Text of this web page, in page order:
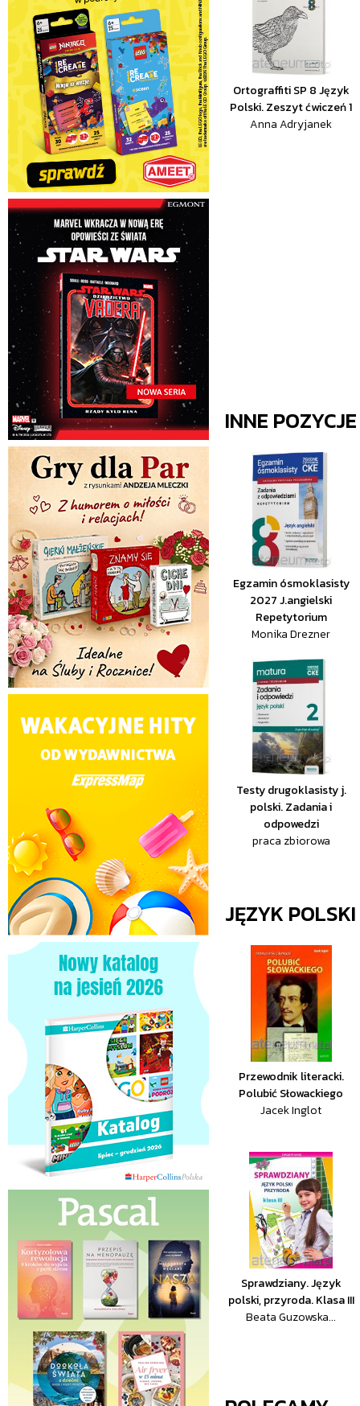
Ortograffiti SP 8 Język
Polski. Zeszyt ćwiczeń 1
Anna Adryjanek
INNE
Egzamin ósmoklasisty
2027 J.angielski
Repetytorium
Monika Drezner
Testy drugoklasisty j.
polski. Zadania i
odpowedzi
praca zbiorowa
JĘZYK POLSKI
Przewodnik literacki.
Polubić Słowackiego
Jacek Inglot
Sprawdziany. Język
polski, przyroda. Klasa III
Beata Guzowska...